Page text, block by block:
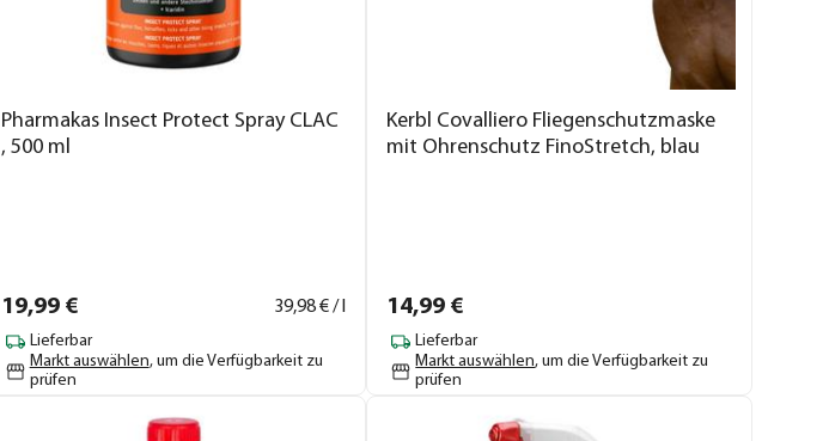
Pharmakas Insect Protect Spray CLAC
, 500 ml
19,99€ 39,98€ / l
Lieferbar
Markt auswählen, um die Verfügbarkeit zu
prüfen
Kerbl Covalliero Fliegenschutzmaske
mit Ohrenschutz FinoStretch, blau
14,99 €
Lieferbar
Markt auswählen, um die Verfügbarkeit zu
prüfen